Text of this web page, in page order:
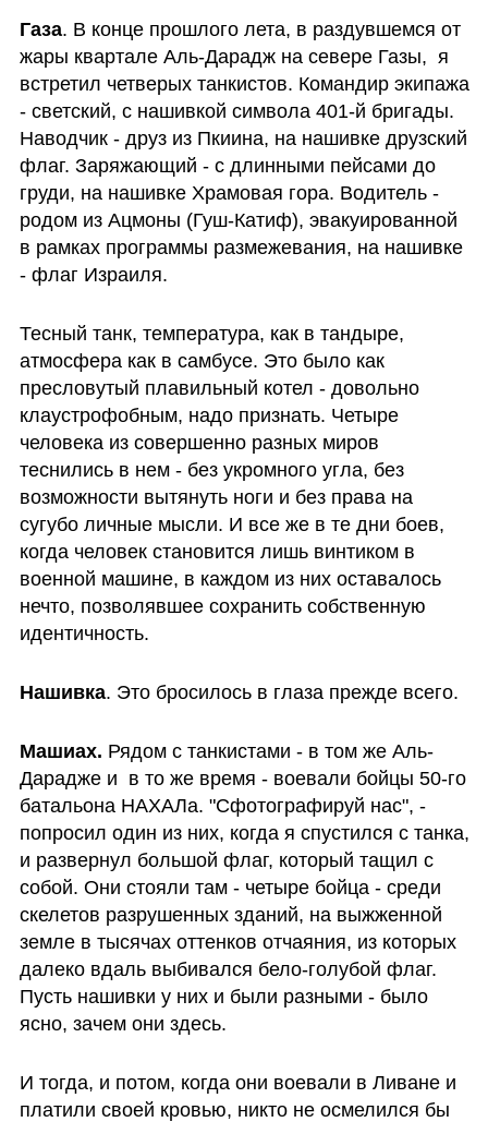
Газа. В конце прошлого лета, в раздувшемся от
жары квартале Аль-Дарадж на севере Газы,  я
встретил четверых танкистов. Командир экипажа
- светский, с нашивкой символа 401-й бригады.
Наводчик - друз из Пкиина, на нашивке друзский
флаг. Заряжающий - с длинными пейсами до
груди, на нашивке Храмовая гора. Водитель -
родом из Ацмоны (Гуш-Катиф), эвакуированной
в рамках программы размежевания, на нашивке
- флаг Израиля.
Тесный танк, температура, как в тандыре,
атмосфера как в самбусе. Это было как
пресловутый плавильный котел - довольно
клаустрофобным, надо признать. Четыре
человека из совершенно разных миров
теснились в нем - без укромного угла, без
возможности вытянуть ноги и без права на
сугубо личные мысли. И все же в те дни боев,
когда человек становится лишь винтиком в
военной машине, в каждом из них оставалось
нечто, позволявшее сохранить собственную
идентичность.
Нашивка. Это бросилось в глаза прежде всего.
Машиах. Рядом с танкистами - в том же Аль-
Дарадже и  в то же время - воевали бойцы 50-го
батальона НАХАЛа. "Сфотографируй нас", -
попросил один из них, когда я спустился с танка,
и развернул большой флаг, который тащил с
собой. Они стояли там - четыре бойца - среди
скелетов разрушенных зданий, на выжженной
земле в тысячах оттенков отчаяния, из которых
далеко вдаль выбивался бело-голубой флаг.
Пусть нашивки у них и были разными - было
ясно, зачем они здесь.
И тогда, и потом, когда они воевали в Ливане и
платили своей кровью, никто не осмелился бы